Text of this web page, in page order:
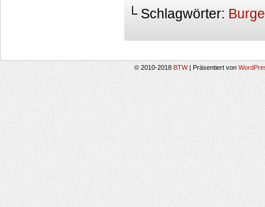
└ Schlagwörter:
© 2010-2018 BTW | Präsentiert von